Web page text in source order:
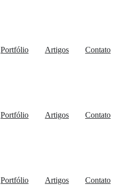
Portfólio Artigos
Contato
Portfólio Artigos
Contato
Portfólio Artigos Contato